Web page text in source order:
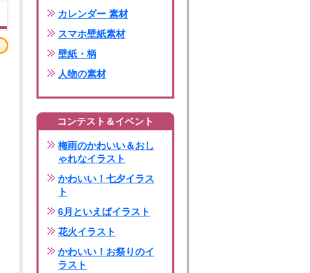
カレンダー 素材
スマホ壁紙素材
壁紙・柄
人物の素材
コンテスト＆イベント
梅雨のかわいい＆おし
ゃれなイラスト
かわいい！七夕イラス
ト
6月といえばイラスト
花火イラスト
かわいい！お祭りのイ
ラスト